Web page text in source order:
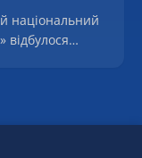
національний
відбулося